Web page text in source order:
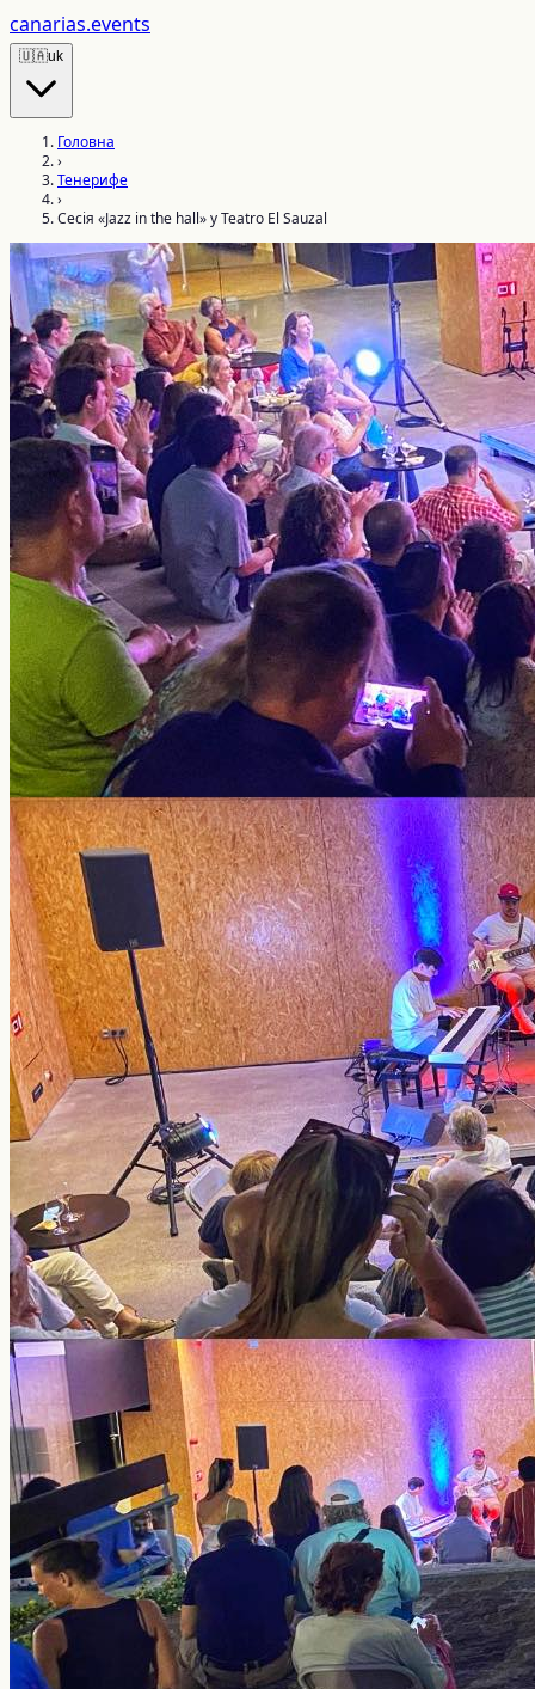
canarias.events
🇺🇦uk
Головна
›
Тенерифе
›
Сесія «Jazz in the hall» у Teatro El Sauzal